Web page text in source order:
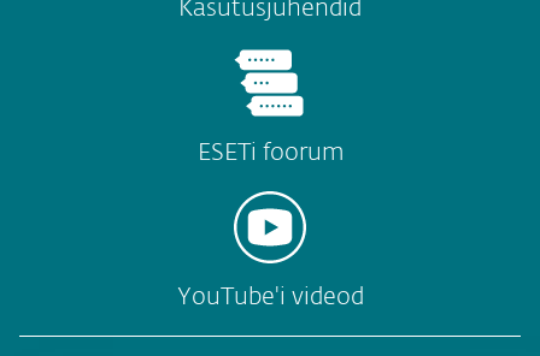
Kasutusjuhendid
ESETi foorum
YouTube'i videod